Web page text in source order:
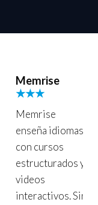
Memrise
★★★
Memrise
enseña idiomas
con cursos
estructurados y
videos
interactivos. Sin